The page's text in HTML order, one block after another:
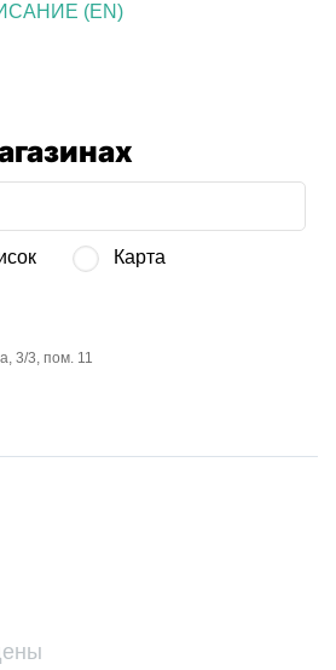
(EN)
Карта
3/3, пом. 11